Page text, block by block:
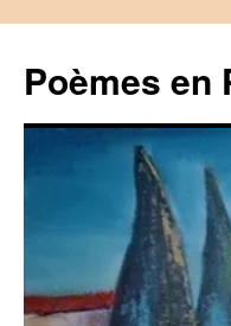
contenu
Poèmes en